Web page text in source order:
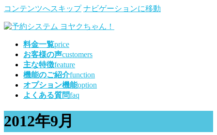
コンテンツへスキップ ナビゲーションに移動
料金一覧price
お客様の声customers
主な特徴feature
機能のご紹介function
オプション機能option
よくある質問faq
2012年9月